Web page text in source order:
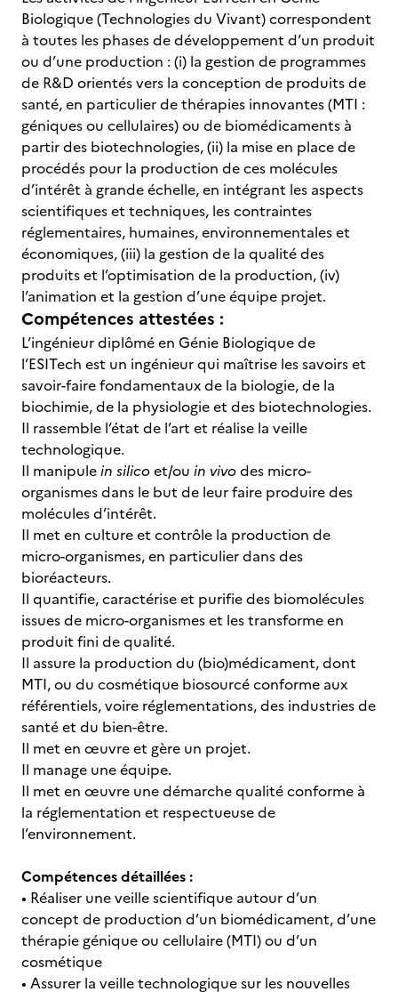
Biologique (Technologies du Vivant) correspondent
à toutes les phases de développement d’un produit
ou d’une production : (i) la gestion de programmes
de R&D orientés vers la conception de produits de
santé, en particulier de thérapies innovantes (MTI :
géniques ou cellulaires) ou de biomédicaments à
partir des biotechnologies, (ii) la mise en place de
procédés pour la production de ces molécules
d’intérêt à grande échelle, en intégrant les aspects
scientifiques et techniques, les contraintes
réglementaires, humaines, environnementales et
économiques, (iii) la gestion de la qualité des
produits et l’optimisation de la production, (iv)
l’animation et la gestion d’une équipe projet.
Compétences attestées :
L’ingénieur diplômé en Génie Biologique de
l’ESITech est un ingénieur qui maîtrise les savoirs et
savoir-faire fondamentaux de la biologie, de la
biochimie, de la physiologie et des biotechnologies.
Il rassemble l’état de l’art et réalise la veille
technologique.
Il manipulein silicoet/ou in vivodes micro-
organismes dans le but de leur faire produire des
molécules d’intérêt.
Il met en culture et contrôle la production de
micro-organismes, en particulier dans des
bioréacteurs.
Il quantifie, caractérise et purifie des biomolécules
issues de micro-organismes et les transforme en
produit fini de qualité.
Il assure la production du (bio)médicament, dont
MTI, ou du cosmétique biosourcé conforme aux
référentiels, voire réglementations, des industries de
santé et du bien-être.
Il met en œuvre et gère un projet.
Il manage une équipe.
Il met en œuvre une démarche qualité conforme à
la réglementation et respectueuse de
l’environnement.
Compétences détaillées :
• Réaliser une veille scientifique autour d’un
concept de production d’un biomédicament, d’une
thérapie génique ou cellulaire (MTI) ou d’un
cosmétique
• Assurer la veille technologique sur les nouvelles